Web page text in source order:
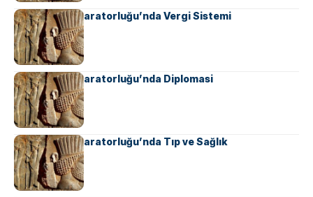
Ahameniş İmparatorluğu’nda Vergi Sistemi
Ahameniş İmparatorluğu’nda Diplomasi
Ahameniş İmparatorluğu’nda Tıp ve Sağlık